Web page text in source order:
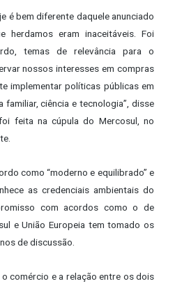
é bem diferente daquele anunciado
herdamos eram inaceitáveis. Foi
temas de relevância para o
nossos interesses em compras
implementar políticas públicas em
ciência e tecnologia”, disse
feita na cúpula do Mercosul, no
como “moderno e equilibrado” e
as credenciais ambientais do
com acordos como o de
e União Europeia tem tomado os
de discussão.
comércio e a relação entre os dois